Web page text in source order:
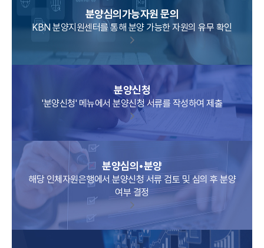
분양심의가능자원 문의
KBN 분양지원센터를 통해 분양 가능한 자원의 유무 확인
분양신청
'분양신청' 메뉴에서 분양신청 서류를 작성하여 제출
분양심의•분양
해당 인체자원은행에서 분양신청 서류 검토 및 심의 후 분양
여부 결정